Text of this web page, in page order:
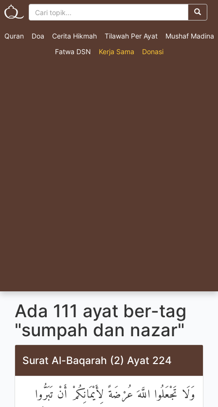
Quran Doa Cerita Hikmah Tilawah Per Ayat
Mushaf Madina
Fatwa DSN
Kerja Sama Donasi
Ada 111 ayat ber-tag
"sumpah dan nazar"
Surat Al-Baqarah (2) Ayat 224
وَلَا تَجْعَلُوا اللَّهَ عُرْضَةً لِأَيْمَانِكُمْ أَنْ تَبَرُّوا